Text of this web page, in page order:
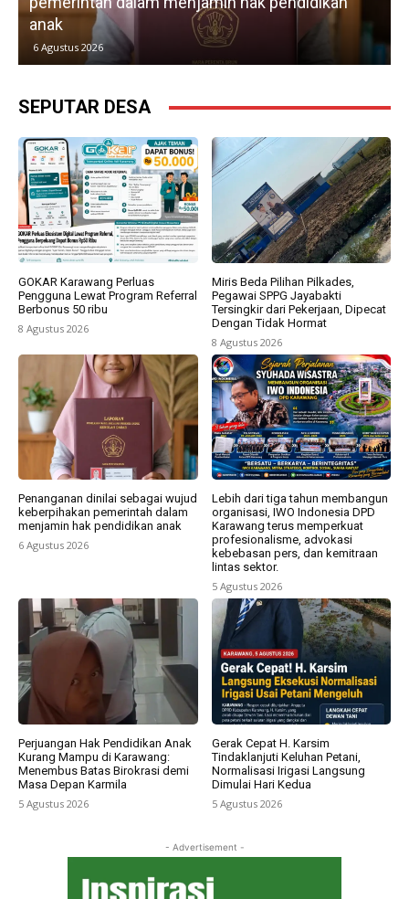
anak
6 Agustus 2026
SEPUTAR DESA
GOKAR Karawang Perluas
Pengguna Lewat Program Referral
Berbonus 50 ribu
8 Agustus 2026
Miris Beda Pilihan Pilkades,
Pegawai SPPG Jayabakti
Tersingkir dari Pekerjaan, Dipecat
Dengan Tidak Hormat
8 Agustus 2026
Penanganan dinilai sebagai wujud
keberpihakan pemerintah dalam
menjamin hak pendidikan anak
6 Agustus 2026
Lebih dari tiga tahun membangun
organisasi, IWO Indonesia DPD
Karawang terus memperkuat
profesionalisme, advokasi
kebebasan pers, dan kemitraan
lintas sektor.
5 Agustus 2026
Perjuangan Hak Pendidikan Anak
Kurang Mampu di Karawang:
Menembus Batas Birokrasi demi
Masa Depan Karmila
5 Agustus 2026
Gerak Cepat H. Karsim
Tindaklanjuti Keluhan Petani,
Normalisasi Irigasi Langsung
Dimulai Hari Kedua
5 Agustus 2026
- Advertisement -